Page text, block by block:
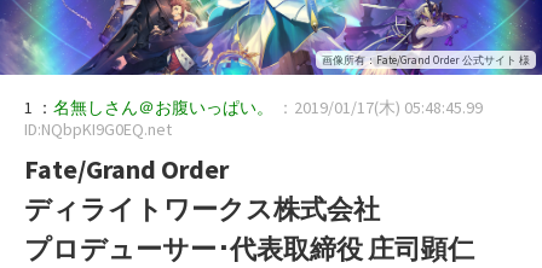
画像所有：Fate/Grand Order 公式サイト 様
1 ： 名無しさん＠お腹いっぱい。
：2019/01/17(木) 05:48:45.99
ID:NQbpKI9G0EQ.net
Fate/Grand Order
ディライトワークス株式会社
プロデューサー･代表取締役 庄司顕仁